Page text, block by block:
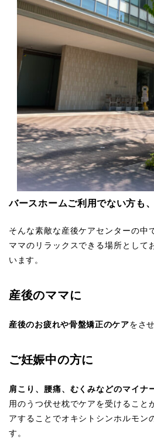
バースホームご利用でない方も
そんな素敵な産後ケアセンターの中
ママのリラックスできる場所として
います。
産後のママに
産後のお疲れや骨盤矯正のケアをさ
ご妊娠中の方に
肩こり、腰痛、むくみなどのマイナ
用のうつ伏せ枕でケアを受けること
アすることでオキシトシンホルモン
す。